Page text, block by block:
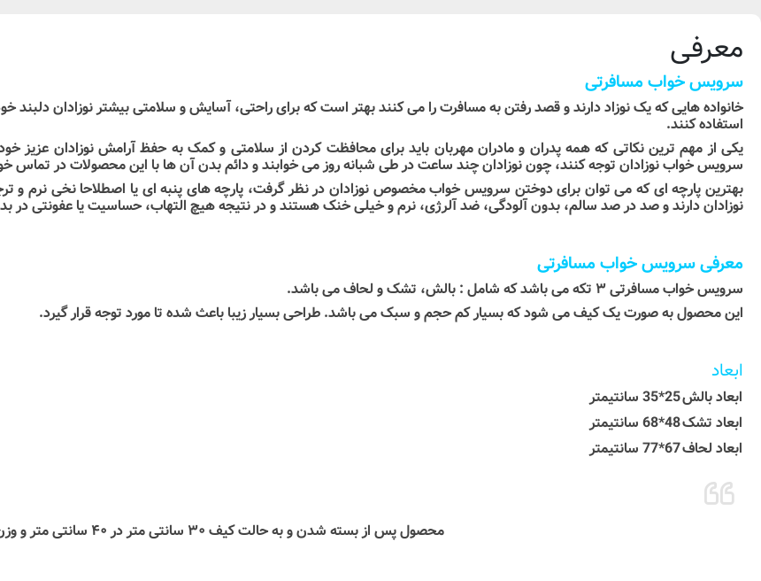
معرفی
سرویس خواب مسافرتی
خانواده هایی که یک نوزاد دارند و قصد رفتن به مسافرت را می کنند بهتر است که برای راحتی، آسایش و سلامتی بیشتر
استفاده کنند.
یکی از مهم ترین نکاتی که همه پدران و مادران مهربان باید برای محافظت کردن از سلامتی و کمک به حفظ آرامش نوزادان عزیز
سرویس خواب نوزادان توجه کنند، چون نوزادان چند ساعت در طی شبانه روز می خوابند و دائم بدن آن ها با این محصولات در
بهترین پارچه ای که می توان برای دوختن سرویس خواب مخصوص نوزادان در نظر گرفت، پارچه های پنبه ای یا اصطلاحا نخی نرم
نوزادان دارند و صد در صد سالم، بدون آلودگی، ضد آلرژی، نرم و خیلی خنک هستند و در نتیجه هیچ التهاب، حساسیت یا عفونتی در
معرفی سرویس خواب مسافرتی
سرویس خواب مسافرتی ۳ تکه می باشد که شامل : بالش، تشک و لحاف می باشد.
این محصول به صورت یک کیف می شود که بسیار کم حجم و سبک می باشد. طراحی بسیار زیبا باعث شده تا مورد توجه قرار گیرد.
ابعاد
ابعاد بالش25*35 سانتیمتر
ابعاد تشک48*68 سانتیمتر
ابعاد لحاف67*77 سانتیمتر
محصول پس از بسته شدن و به حالت کیف ۳۰ سانتی متر در ۴۰ سانتی متر و وزن ۶۰۰ گرم می باشد.